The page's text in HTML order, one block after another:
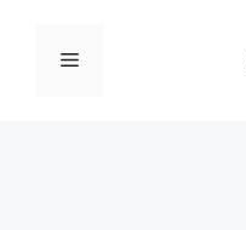
القائمة